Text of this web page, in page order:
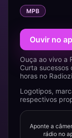
MPB
Ouvir no
Ouça ao vivo a
Curta
horas no
Logotipos,
respectivos
Aponte a
rádio no